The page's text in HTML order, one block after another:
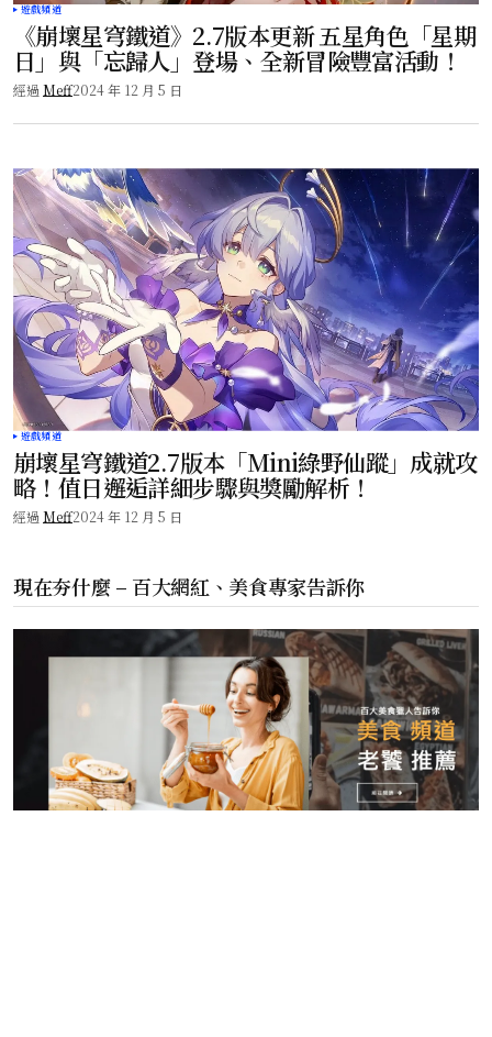
遊戲頻道
《崩壞星穹鐵道》2.7版本更新 五星角色「星期
日」與「忘歸人」登場、全新冒險豐富活動！
經過 Meff2024 年 12 月 5 日
遊戲頻道
崩壞星穹鐵道2.7版本「Mini綠野仙蹤」成就攻
略！值日邂逅詳細步驟與獎勵解析！
經過 Meff2024 年 12 月 5 日
現在夯什麼 – 百大網紅、美食專家告訴你